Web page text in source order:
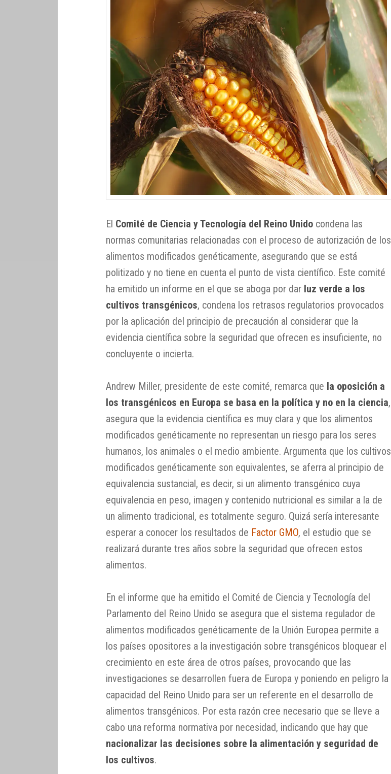
El Comité de Ciencia y Tecnología del Reino Unido condena las
normas comunitarias relacionadas con el proceso de autorización de los
alimentos modificados genéticamente, asegurando que se está
politizado y no tiene en cuenta el punto de vista científico. Este comité
ha emitido un informe en el que se aboga por dar luz verde a los
cultivos transgénicos, condena los retrasos regulatorios provocados
por la aplicación del principio de precaución al considerar que la
evidencia científica sobre la seguridad que ofrecen es insuficiente, no
concluyente o incierta.
Andrew Miller, presidente de este comité, remarca que la oposición a
los transgénicos en Europa se basa en la política y no en la ciencia,
asegura que la evidencia científica es muy clara y que los alimentos
modificados genéticamente no representan un riesgo para los seres
humanos, los animales o el medio ambiente. Argumenta que los cultivos
modificados genéticamente son equivalentes, se aferra al principio de
equivalencia sustancial, es decir, si un alimento transgénico cuya
equivalencia en peso, imagen y contenido nutricional es similar a la de
un alimento tradicional, es totalmente seguro. Quizá sería interesante
esperar a conocer los resultados de Factor GMO, el estudio que se
realizará durante tres años sobre la seguridad que ofrecen estos
alimentos.
En el informe que ha emitido el Comité de Ciencia y Tecnología del
Parlamento del Reino Unido se asegura que el sistema regulador de
alimentos modificados genéticamente de la Unión Europea permite a
los países opositores a la investigación sobre transgénicos bloquear el
crecimiento en este área de otros países, provocando que las
investigaciones se desarrollen fuera de Europa y poniendo en peligro la
capacidad del Reino Unido para ser un referente en el desarrollo de
alimentos transgénicos. Por esta razón cree necesario que se lleve a
cabo una reforma normativa por necesidad, indicando que hay que
nacionalizar las decisiones sobre la alimentación y seguridad de
los cultivos.